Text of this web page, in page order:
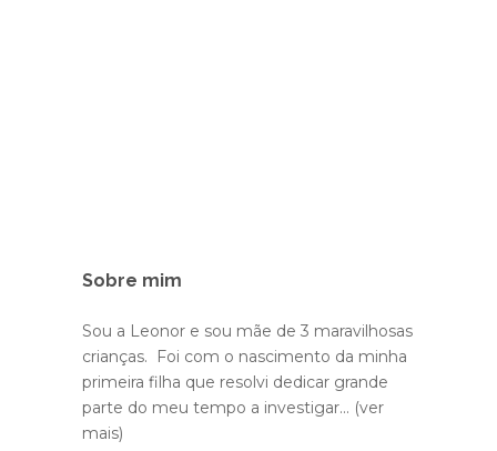
Sobre mim
Sou a Leonor e sou mãe de 3 maravilhosas
crianças. Foi com o nascimento da minha
primeira filha que resolvi dedicar grande
parte do meu tempo a investigar... (ver
mais)